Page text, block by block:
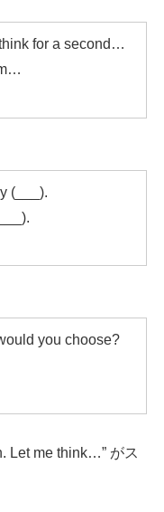
for a second…
(___).
you choose?
Let me think…” がス